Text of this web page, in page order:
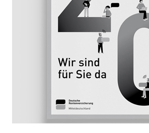
Inhalte in Gebärdensprache (DGS)
Mein Kundenportal